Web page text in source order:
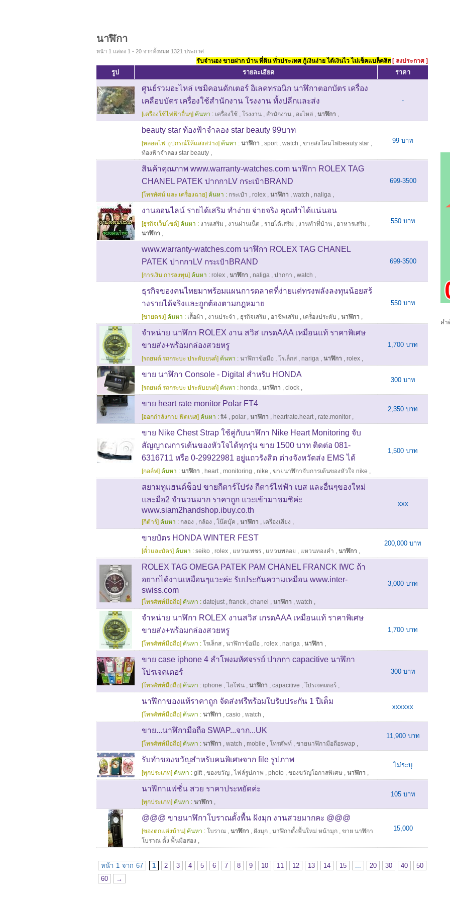
นาฬิกา
หน้า 1 แสดง 1 - 20 จากทั้งหมด 1321 ประกาศ
รับจำนอง ขายฝาก บ้าน ที่ดิน ทั่วประเทศ กู้เงินง่าย ได้เงินไว ไม่เช็คแบล็คลิส [ ลงประกาศ ]
รูป รายละเอียด ราคา
ศูนย์รวมอะไหล่ เซมิคอนดักเตอร์ อิเลคทรอนิก นาฬิกาตอกบัตร เครื่อง
เคลือบบัตร เครื่องใช้สำนักงาน โรงงาน ทั้งปลีกและส่ง
[เครื่องใช้ไฟฟ้าอื่นๆ] ค้นหา : เครื่องใช้ , โรงงาน , สำนักงาน , อะไหล่ , นาฬิกา ,
-
beauty star ท้องฟ้าจำลอง star beauty 99บาท
[หลอดไฟ อุปกรณ์ให้แสงสว่าง] ค้นหา : นาฬิกา , sport, watch , ขายส่งโคมไฟbeauty star ,
ท้องฟ้าจำลอง star beauty ,
99 บาท
สินค้าคุณภาพ www.warranty-watches.com นาฬิกา ROLEX TAG
CHANEL PATEK ปากกาLV กระเป๋าBRAND
[โทรทัศน์ และ เครื่องฉาย] ค้นหา : กระเป๋า , rolex , นาฬิกา , watch , naliga ,
699-3500
งานออนไลน์ รายได้เสริม ทำง่าย จ่ายจริง คุณทำได้แน่นอน
[ธุรกิจเว็บไซต์] ค้นหา : งานเสริม , งานผ่านเน็ต , รายได้เสริม , งานทำที่บ้าน , อาหารเสริม ,
นาฬิกา ,
550 บาท
www.warranty-watches.com นาฬิกา ROLEX TAG CHANEL
PATEK ปากกาLV กระเป๋าBRAND
[การเงิน การลงทุน] ค้นหา : rolex , นาฬิกา , naliga , ปากกา , watch ,
699-3500
ธุรกิจของคนไทยมาพร้อมแผนการตลาดที่ง่ายแต่ทรงพลังลงทุนน้อยสร้
างรายได้จริงและถูกต้องตามกฎหมาย
[ขายตรง] ค้นหา : เสื้อผ้า , งานประจำ , ธุรกิจเสริม , อาชีพเสริม , เครื่องประดับ , นาฬิกา ,
550 บาท
จำหน่าย นาฬิกา ROLEX งาน สวิส เกรดAAA เหมือนแท้ ราคาพิเศษ
ขายส่ง+พร้อมกล่องสวยหรู
[รถยนต์ รถกระบะ ประดับยนต์] ค้นหา : นาฬิกาข้อมือ , โรเล็กส , nariga , นาฬิกา , rolex ,
1,700 บาท
ขาย นาฬิกา Console - Digital สำหรับ HONDA
[รถยนต์ รถกระบะ ประดับยนต์] ค้นหา : honda , นาฬิกา , clock ,
300 บาท
ขาย heart rate monitor Polar FT4
[ออกกำลังกาย ฟิตเนส] ค้นหา : ft4 , polar , นาฬิกา , heartrate.heart, rate.monitor ,
2,350 บาท
ขาย Nike Chest Strap ใช้คู่กับนาฬิกา Nike Heart Monitoring จับ
สัญญาณการเต้นของหัวใจได้ทุกรุ่น ขาย 1500 บาท ติดต่อ 081-
6316711 หรือ 0-29922981 อยู่แถวรังสิต ต่างจังหวัดส่ง EMS ได้
[กอล์ฟ] ค้นหา : นาฬิกา , heart, monitoring , nike , ขายนาฬิกาจับการเต้นของหัวใจ nike ,
1,500 บาท
สยามทูแฮนด์ช็อป ขายกีตาร์โปร่ง กีตาร์ไฟฟ้า เบส และอื่นๆของใหม่
และมือ2 จำนวนมาก ราคาถูก แวะเข้ามาชมซิค่ะ
www.siam2handshop.ibuy.co.th
[กีต้าร์] ค้นหา : กลอง , กล้อง , โน๊ตบุ๊ค , นาฬิกา , เครื่องเสียง ,
xxx
ขายบัตร HONDA WINTER FEST
[ตั๋วและบัตร] ค้นหา : seiko , rolex , แหวนเพชร , แหวนพลอย , แหวนทองคำ , นาฬิกา ,
200,000 บาท
ROLEX TAG OMEGA PATEK PAM CHANEL FRANCK IWC ถ้า
อยากได้งานเหมือนๆแวะค่ะ รับประกันความเหมือน www.inter-
swiss.com
[โทรศัพท์มือถือ] ค้นหา : datejust, franck , chanel , นาฬิกา , watch ,
3,000 บาท
จำหน่าย นาฬิกา ROLEX งานสวิส เกรดAAA เหมือนแท้ ราคาพิเศษ
ขายส่ง+พร้อมกล่องสวยหรู
[โทรศัพท์มือถือ] ค้นหา : โรเล็กส , นาฬิกาข้อมือ , rolex , nariga , นาฬิกา ,
1,700 บาท
ขาย case iphone 4 ลำโพงมหัศจรรย์ ปากกา capacitive นาฬิกา
โปรเจคเตอร์
[โทรศัพท์มือถือ] ค้นหา : iphone , ไอโฟน , นาฬิกา , capacitive , โปรเจคเตอร์ ,
300 บาท
นาฬิกาของแท้ราคาถูก จัดส่งฟรีพร้อมใบรับประกัน 1 ปีเต็ม
[โทรศัพท์มือถือ] ค้นหา : นาฬิกา , casio , watch ,
xxxxxx
ขาย...นาฬิกามือถือ SWAP...จาก...UK
[โทรศัพท์มือถือ] ค้นหา : นาฬิกา , watch , mobile , โทรศัพท์ , ขายนาฬิกามือถือswap ,
11,900 บาท
รับทำของขวัญสำหรับคนพิเศษจาก file รูปภาพ
[ทุกประเภท] ค้นหา : gift, ของขวัญ , ไฟล์รูปภาพ , photo , ของขวัญโอกาสพิเศษ , นาฬิกา ,
ไม่ระบุ
นาฬิกาแฟชั่น สวย ราคาประหยัดค่ะ
[ทุกประเภท] ค้นหา : นาฬิกา ,
105 บาท
@@@ ขายนาฬิกาโบราณตั้งพื้น ฝังมุก งานสวยมากคะ @@@
[ของตกแต่งบ้าน] ค้นหา : โบราณ , นาฬิกา , ฝังมุก , นาฬิกาตั้งพื้นใหม่ หน้ามุก , ขาย นาฬิกา
โบราณ ตั้ง พื้นมือสอง ,
15,000
หน้า 1 จาก 67 1 2 3 4 5 6 7 8 9 10 11 12 13 14 15 ... 20 30 40
50
60
→
คำ